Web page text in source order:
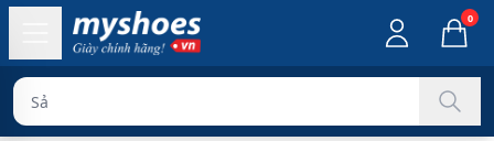
0
Sản phẩm chính